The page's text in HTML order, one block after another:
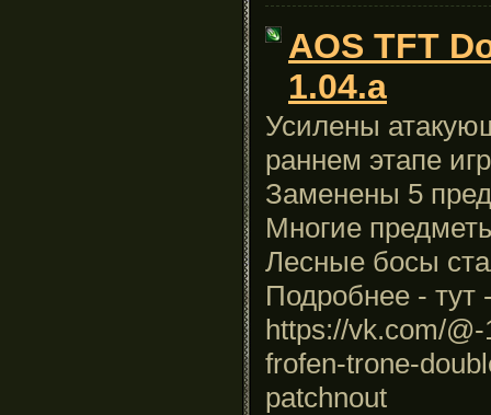
AOS TFT
1.04.a
Усилены
раннем этапе
Заменены 5
Многие
Лесные босы
Подробнее - тут
https://vk.com/
frofen-trone-
patchnout